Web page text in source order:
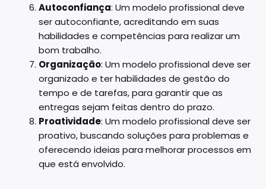
Autoconfiança: Um modelo profissional deve
ser autoconfiante, acreditando em suas
habilidades e competências para realizar um
bom trabalho.
Organização: Um modelo profissional deve ser
organizado e ter habilidades de gestão do
tempo e de tarefas, para garantir que as
entregas sejam feitas dentro do prazo.
Proatividade: Um modelo profissional deve ser
proativo, buscando soluções para problemas e
oferecendo ideias para melhorar processos em
que está envolvido.